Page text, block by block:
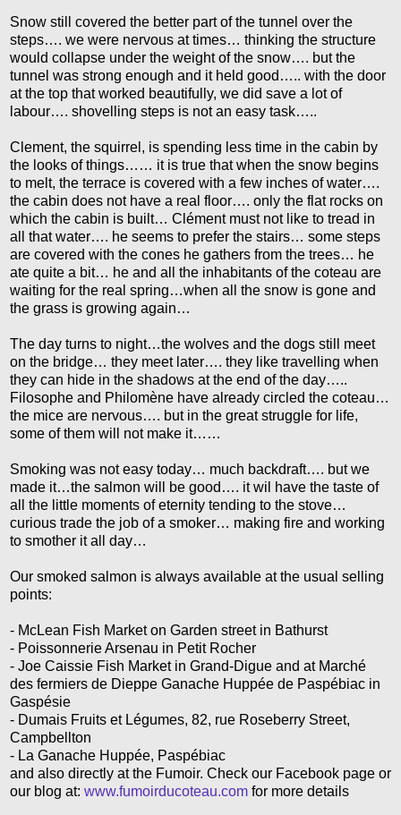
Snow still covered the better part of the tunnel over the
steps…. we were nervous at times… thinking the structure
would collapse under the weight of the snow…. but the
tunnel was strong enough and it held good….. with the door
at the top that worked beautifully, we did save a lot of
labour…. shovelling steps is not an easy task…..
Clement, the squirrel, is spending less time in the cabin by
the looks of things…… it is true that when the snow begins
to melt, the terrace is covered with a few inches of water….
the cabin does not have a real floor…. only the flat rocks on
which the cabin is built… Clément must not like to tread in
all that water…. he seems to prefer the stairs… some steps
are covered with the cones he gathers from the trees… he
ate quite a bit… he and all the inhabitants of the coteau are
waiting for the real spring…when all the snow is gone and
the grass is growing again…
The day turns to night…the wolves and the dogs still meet
on the bridge… they meet later…. they like travelling when
they can hide in the shadows at the end of the day…..
Filosophe and Philomène have already circled the coteau…
the mice are nervous…. but in the great struggle for life,
some of them will not make it……
Smoking was not easy today… much backdraft…. but we
made it…the salmon will be good…. it wil have the taste of
all the little moments of eternity tending to the stove…
curious trade the job of a smoker… making fire and working
to smother it all day…
Our smoked salmon is always available at the usual selling
points:
- McLean Fish Market on Garden street in Bathurst
- Poissonnerie Arsenau in Petit Rocher
- Joe Caissie Fish Market in Grand-Digue and at Marché
des fermiers de Dieppe Ganache Huppée de Paspébiac in
Gaspésie
- Dumais Fruits et Légumes, 82, rue Roseberry Street,
Campbellton
- La Ganache Huppée, Paspébiac
and also directly at the Fumoir. Check our Facebook page or
our blog at: www.fumoirducoteau.com for more details